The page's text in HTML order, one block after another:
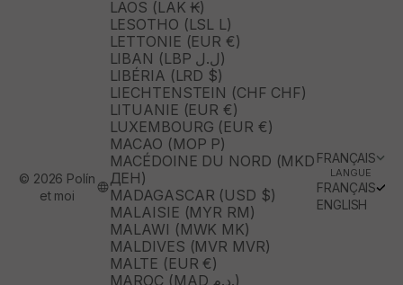
LAOS (LAK ₭)
LESOTHO (LSL L)
LETTONIE (EUR €)
LIBAN (LBP ل.ل)
LIBÉRIA (LRD $)
LIECHTENSTEIN (CHF CHF)
LITUANIE (EUR €)
LUXEMBOURG (EUR €)
MACAO (MOP P)
MACÉDOINE DU NORD (MKD
ДЕН)
MADAGASCAR (USD $)
MALAISIE (MYR RM)
MALAWI (MWK MK)
MALDIVES (MVR MVR)
MALTE (EUR €)
MAROC (MAD د.م.)
FRANÇAIS
LANGUE
FRANÇAIS
ENGLISH
© 2026 Polín
et moi